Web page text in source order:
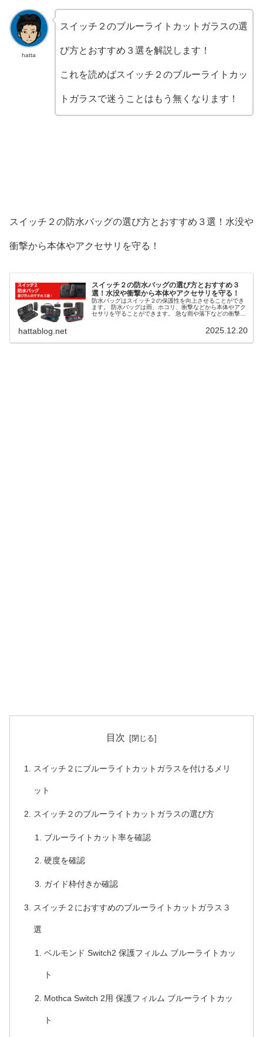
hatta
スイッチ２のブルーライトカットガラスの選
び方とおすすめ３選を解説します！
これを読めばスイッチ２のブルーライトカッ
トガラスで迷うことはもう無くなります！
スイッチ２の防水バッグの選び方とおすすめ３選！水没や
衝撃から本体やアクセサリを守る！
スイッチ２の防水バッグの選び方とおすすめ３
選！水没や衝撃から本体やアクセサリを守る！
防水バッグはスイッチ２の保護性を向上させることができ
ます。 防水バッグは雨、ホコリ、衝撃などから本体やアク
セサリを守ることができます。 急な雨や落下などの衝撃な
で、スイッチ２の防水バッグの選び方とおすすめ３選を解
hattablog.net 2025.12.20
目次
スイッチ２にブルーライトカットガラスを付けるメリ
ット
スイッチ２のブルーライトカットガラスの選び方
ブルーライトカット率を確認
硬度を確認
ガイド枠付きか確認
スイッチ２におすすめのブルーライトカットガラス３
選
ベルモンド Switch2 保護フィルム ブルーライトカッ
ト
Mothca Switch 2用 保護フィルム ブルーライトカッ
ト